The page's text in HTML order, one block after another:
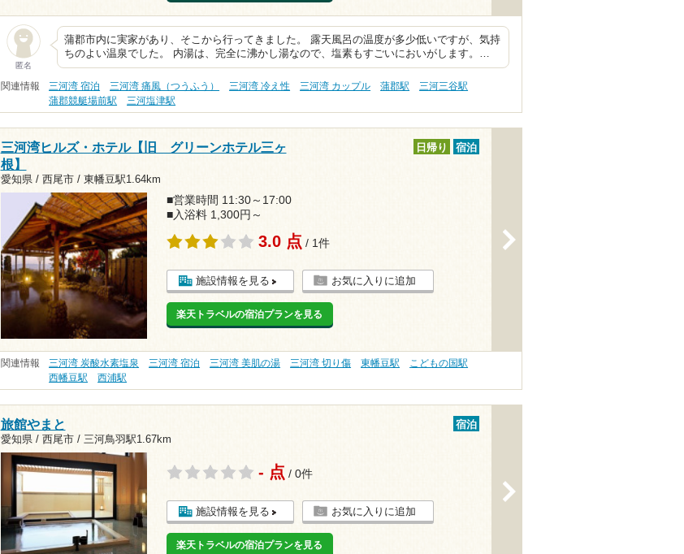
匿名
蒲郡市内に実家があり、そこから行ってきました。 露天風呂の温度が多少低いですが、気持
ちのよい温泉でした。 内湯は、完全に沸かし湯なので、塩素もすごいにおいがします。…
関連情報 三河湾 宿泊 三河湾 痛風（つうふう） 三河湾 冷え性 三河湾 カップル 蒲郡駅
三河三谷駅
蒲郡競艇場前駅
三河塩津駅
三河湾ヒルズ・ホテル【旧 グリーンホテル三ヶ
根】
愛知県 / 西尾市 / 東幡豆駅1.64km
日帰り 宿泊
■営業時間 11:30～17:00
■入浴料 1,300円～
3.0 点 / 1件
施設情報を見る お気に入りに追加
楽天トラベルの宿泊プランを見る
関連情報 三河湾 炭酸水素塩泉 三河湾 宿泊 三河湾 美肌の湯 三河湾 切り傷 東幡豆駅
こどもの国駅
西幡豆駅
西浦駅
旅館やまと
愛知県 / 西尾市 / 三河鳥羽駅1.67km
宿泊
- 点 / 0件
施設情報を見る お気に入りに追加
楽天トラベルの宿泊プランを見る